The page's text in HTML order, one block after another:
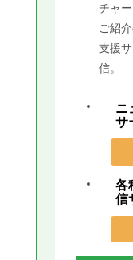
チャ
ご紹
支援
信。
ニ
サ
各
信